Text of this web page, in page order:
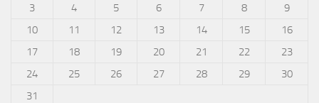
3
4 5 6 7 8
9
10
11 12 13 14 15
16
17
18 19 20 21 22
23
24
25 26 27 28 29
30
31